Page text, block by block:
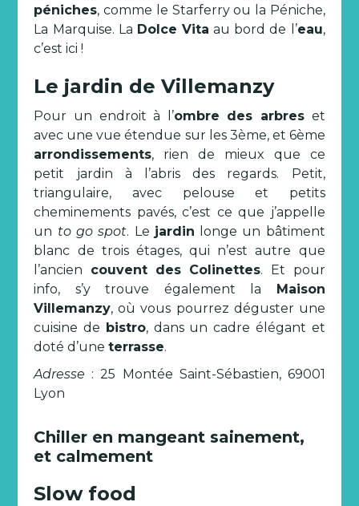
péniches, comme le Starferry ou la Péniche,
La Marquise. La Dolce Vita au bord de l’eau,
c’est ici !
Le jardin de Villemanzy
Pour un endroit à l’ombre des arbres et
avec une vue étendue sur les 3ème, et 6ème
arrondissements, rien de mieux que ce
petit jardin à l’abris des regards. Petit,
triangulaire, avec pelouse et petits
cheminements pavés, c’est ce que j’appelle
un to go spot. Le jardin longe un bâtiment
blanc de trois étages, qui n’est autre que
l’ancien couvent des Colinettes. Et pour
info, s’y trouve également la Maison
Villemanzy, où vous pourrez déguster une
cuisine de bistro, dans un cadre élégant et
doté d’uneterrasse.
Adresse : 25 Montée Saint-Sébastien, 69001
Lyon
Chiller en mangeant sainement,
et calmement
Slow food